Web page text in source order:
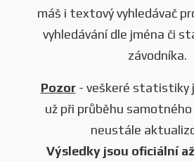
máš i textový vyhledávač
vyhledávání dle jména či
závodníka.
Pozor- veškeré statistiky
už při průběhu
neustále
Výsledky jsou oficiální